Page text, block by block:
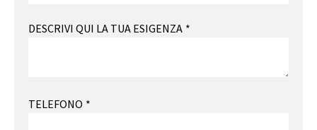
DESCRIVI QUI LA TUA ESIGENZA *
TELEFONO *